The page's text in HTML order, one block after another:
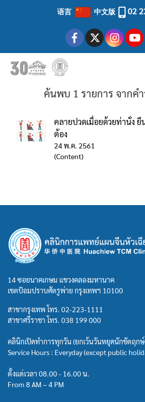
语言 中文版 02
ค้นพบ 1 รายการ จากค
คลายปวดเมื่อยด้วยท่านั่ง
ต้อง
24 พ.ค. 2561
(Content)
14 ซอยนาคเกษม แขวงคลองมหานาค
เขตป้อมปราบศัตรูพ่าย กรุงเทพฯ 10100
สาขากรุงเทพ โทร. 02-223-1111
สาขาศรีราชา โทร. 038 199 000
คลินิกเปิดทำการทุกวัน (ยกเว้นวันหยุดนักขัตฤก
Service Hours : Everyday (except public
ตั้งแต่เวลา 08.00 - 16.00 น.
From 8 AM – 4 PM